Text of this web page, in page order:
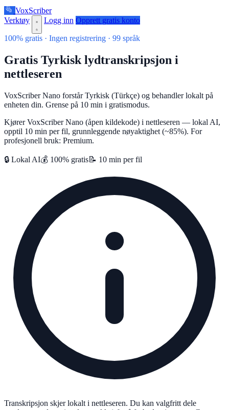
VoxScriber
Verktøy
Logg inn Opprett gratis konto
100% gratis · Ingen registrering · 99 språk
Gratis Tyrkisk lydtranskripsjon i
nettleseren
VoxScriber Nano forstår Tyrkisk (Türkçe) og behandler lokalt på
enheten din. Grense på 10 min i gratismodus.
Kjører VoxScriber Nano (åpen kildekode) i nettleseren — lokal AI,
opptil 10 min per fil, grunnleggende nøyaktighet (~85%). For
profesjonell bruk: Premium.
🔒 Lokal AI💰 100% gratis📝 10 min per fil
Transkripsjon skjer lokalt i nettleseren. Du kan valgfritt dele